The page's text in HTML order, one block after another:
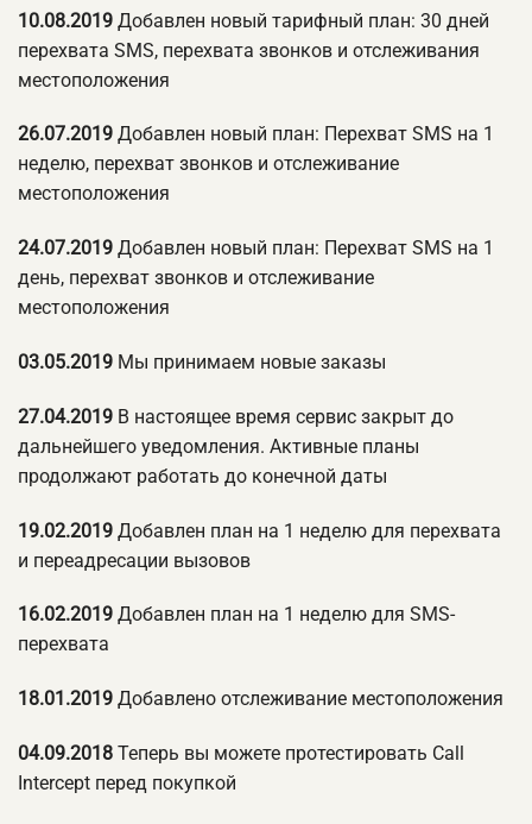
10.08.2019 Добавлен новый тарифный план: 30 дней
перехвата SMS, перехвата звонков и отслеживания
местоположения
26.07.2019 Добавлен новый план: Перехват SMS на 1
неделю, перехват звонков и отслеживание
местоположения
24.07.2019 Добавлен новый план: Перехват SMS на 1
день, перехват звонков и отслеживание
местоположения
03.05.2019 Мы принимаем новые заказы
27.04.2019 В настоящее время сервис закрыт до
дальнейшего уведомления. Активные планы
продолжают работать до конечной даты
19.02.2019 Добавлен план на 1 неделю для перехвата
и переадресации вызовов
16.02.2019 Добавлен план на 1 неделю для SMS-
перехвата
18.01.2019 Добавлено отслеживание местоположения
04.09.2018 Теперь вы можете протестировать Call
Intercept перед покупкой